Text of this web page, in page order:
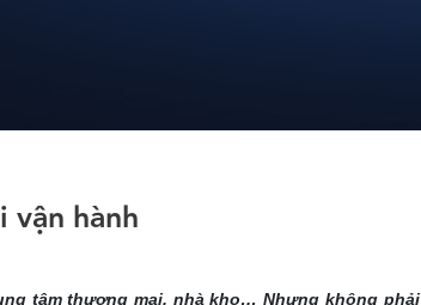
vận hành
tâm thương mại, nhà kho… Nhưng không phải